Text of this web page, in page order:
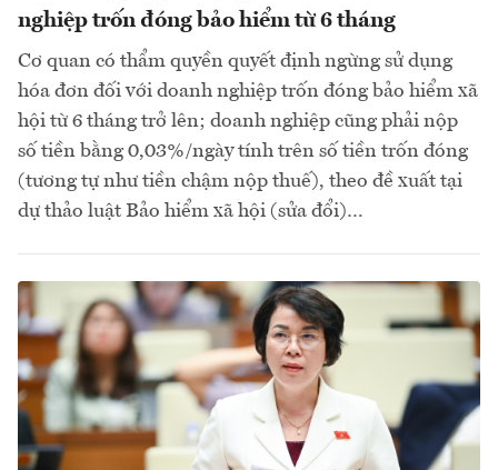
nghiệp trốn đóng bảo hiểm từ 6 tháng
Cơ quan có thẩm quyền quyết định ngừng sử dụng
hóa đơn đối với doanh nghiệp trốn đóng bảo hiểm xã
hội từ 6 tháng trở lên; doanh nghiệp cũng phải nộp
số tiền bằng 0,03%/ngày tính trên số tiền trốn đóng
(tương tự như tiền chậm nộp thuế), theo đề xuất tại
dự thảo luật Bảo hiểm xã hội (sửa đổi)…